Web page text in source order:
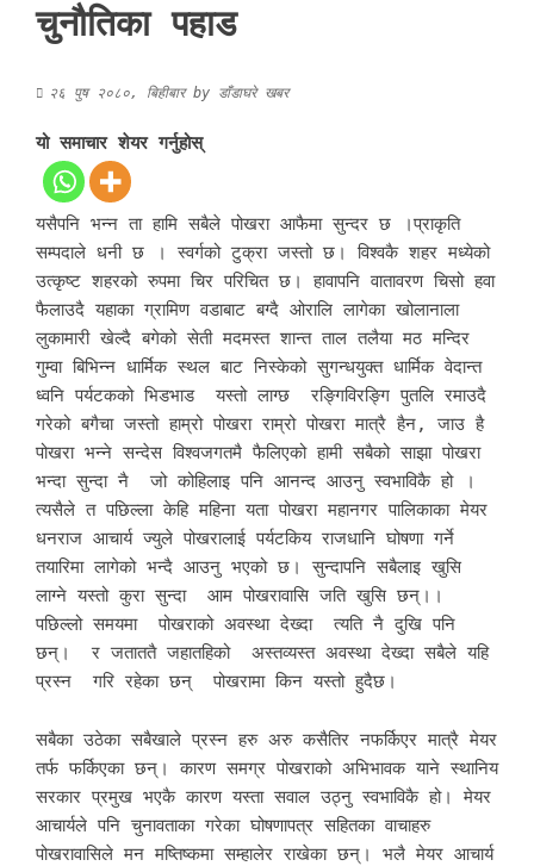
चुनौतिका पहाड
२६ पुष २०८०, बिहीबारby डाँडाघरे खबर
यो समाचार शेयर गर्नुहोस्
यसैपनि भन्न ता हामि सबैले पोखरा आफैमा सुन्दर छ ।प्राकृति
सम्पदाले धनी छ । स्वर्गको टुक्रा जस्तो छ। विश्वकै शहर मध्येको
उत्कृष्ट शहरको रुपमा चिर परिचित छ। हावापनि वातावरण चिसो हवा
फैलाउदै यहाका ग्रामिण वडाबाट बग्दै ओरालि लागेका खोलानाला
लुकामारी खेल्दै बगेको सेती मदमस्त शान्त ताल तलैया मठ मन्दिर
गुम्वा बिभिन्न धार्मिक स्थल बाट निस्केको सुगन्धयुक्त धार्मिक वेदान्त
ध्वनि पर्यटकको भिडभाड यस्तो लाग्छ रङ्गिविरङ्गि पुतलि रमाउदै
गरेको बगैचा जस्तो हाम्रो पोखरा राम्रो पोखरा मात्रै हैन, जाउ है
पोखरा भन्ने सन्देस विश्वजगतमै फैलिएको हामी सबैको साझा पोखरा
भन्दा सुन्दा नै जो कोहिलाइ पनि आनन्द आउनु स्वभाविकै हो ।
त्यसैले त पछिल्ला केहि महिना यता पोखरा महानगर पालिकाका मेयर
धनराज आचार्य ज्युले पोखरालाई पर्यटकिय राजधानि घोषणा गर्ने
तयारिमा लागेको भन्दै आउनु भएको छ। सुन्दापनि सबैलाइ खुसि
लाग्ने यस्तो कुरा सुन्दा आम पोखरावासि जति खुसि छन्।।
पछिल्लो समयमा पोखराको अवस्था देख्दा त्यति नै दुखि पनि
छन्। र जताततै जहातहिको अस्तव्यस्त अवस्था देख्दा सबैले यहि
प्रस्न गरि रहेका छन् पोखरामा किन यस्तो हुदैछ।
सबैका उठेका सबैखाले प्रस्न हरु अरु कसैतिर नफर्किएर मात्रै मेयर
तर्फ फर्किएका छन्। कारण समग्र पोखराको अभिभावक याने स्थानिय
सरकार प्रमुख भएकै कारण यस्ता सवाल उठ्नु स्वभाविकै हो। मेयर
आचार्यले पनि चुनावताका गरेका घोषणापत्र सहितका वाचाहरु
पोखरावासिले मन मष्तिष्कमा सम्हालेर राखेका छन्। भलै मेयर आचार्य